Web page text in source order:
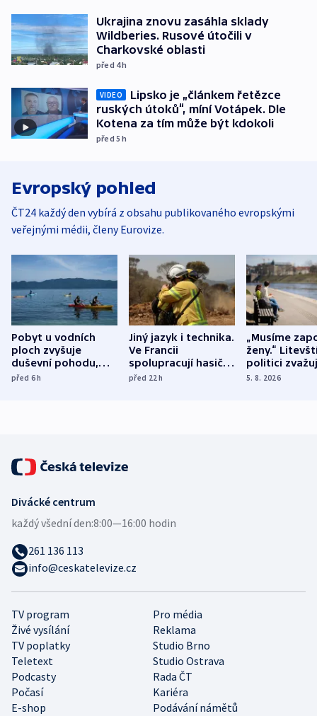
Ukrajina znovu zasáhla sklady
Wildberies. Rusové útočili v
Charkovské oblasti
před 4h
VIDEO
Lipsko je „článkem řetězce
ruských útoků“, míní Votápek. Dle
Kotena za tím může být kdokoli
před 5h
Evropský pohled
ČT24 každý den vybírá z obsahu publikovaného evropskými
veřejnými médii, členy Eurovize.
Pobyt u vodních
ploch zvyšuje
duševní pohodu,
ukázala
před 6h
Jiný jazyk i technika.
Ve Francii
spolupracují hasiči z
různých zemí
před 22h
„Musíme
ženy.“
politici
dohodu o
5. 8. 2026
TV program
Pro média
Živé vysílání
Reklama
TV poplatky
Studio Brno
Teletext
Studio Ostrava
Podcasty
Rada ČT
Počasí
Kariéra
E-shop
Podávání námětů
Divácké centrum
každý všední den:8:00—16:00 hodin
261 136 113
info@ceskatelevize.cz